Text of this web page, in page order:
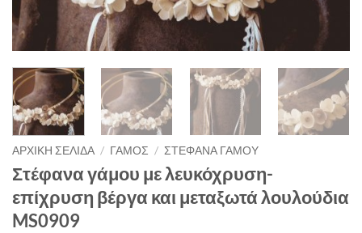
ΑΡΧΙΚΉ ΣΕΛΊΔΑ / ΓΑΜΟΣ / ΣΤΕΦΑΝΑ ΓΑΜΟΥ
Στέφανα γάμου με λευκόχρυση-
επίχρυση βέργα και μεταξωτά λουλούδια
MS0909